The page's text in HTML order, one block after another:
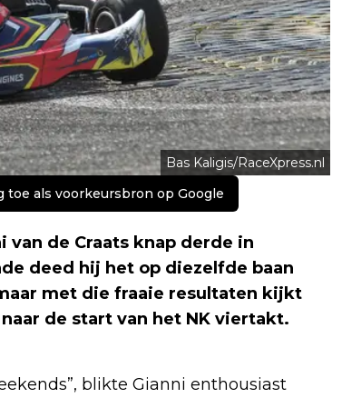
Bas Kaligis/RaceXpress.nl
toe als voorkeursbron op Google
van de Craats knap derde in
deed hij het op diezelfde baan
met die fraaie resultaten kijkt
de start van het NK viertakt.
blikte Gianni enthousiast